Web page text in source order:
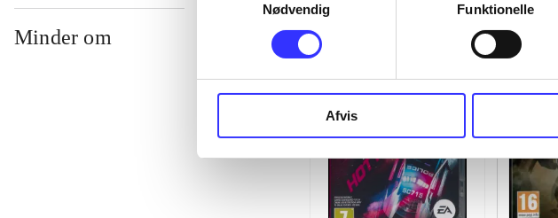
Nødvendig
Funktionelle
Afvis
Minder om